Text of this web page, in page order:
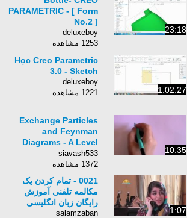
23:18
PARAMETRIC - [ Form
No.2 ]
deluxeboy
1253 مشاهده
1:02:27
Học Creo Parametric
3.0 - Sketch
deluxeboy
1221 مشاهده
10:35
Exchange Particles
and Feynman
Diagrams - A Level
Physics
siavash533
1372 مشاهده
1:07
0021 - تمام کردن یک
مکالمه تلفنی آموزش
رایگان زبان انگلیسی
salamzaban